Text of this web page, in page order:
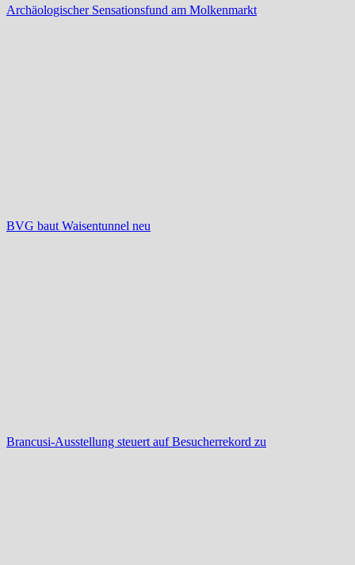
Archäologischer Sensationsfund am Molkenmarkt
BVG baut Waisentunnel neu
Brancusi-Ausstellung steuert auf Besucherrekord zu